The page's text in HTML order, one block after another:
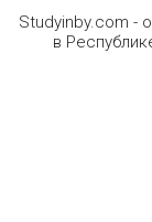
Studyinby.com -
в